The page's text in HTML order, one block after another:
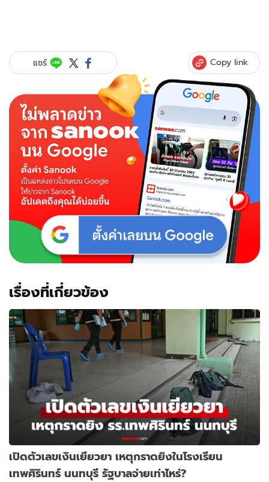
แชร์ Copy link
เรื่องที่เกี่ยวข้อง
เปิดตัวเลขเงินเยียวยา เหตุกราดยิงในโรงเรียน
เทพศิรินทร์ นนทบุรี รัฐบาลจ่ายเท่าไหร่?